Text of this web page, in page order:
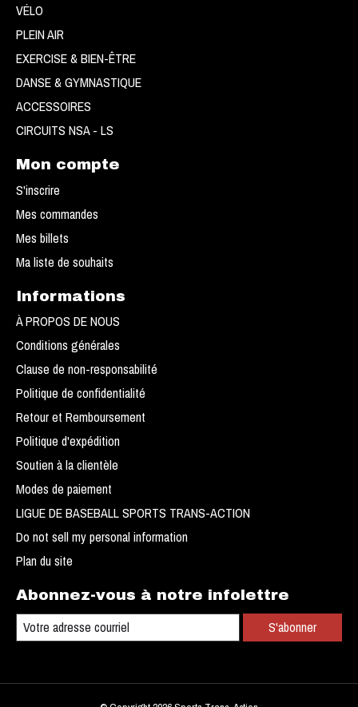
VÉLO
PLEIN AIR
EXERCISE & BIEN-ÊTRE
DANSE & GYMNASTIQUE
ACCESSOIRES
CIRCUITS NSA - LS
Mon compte
S'inscrire
Mes commandes
Mes billets
Ma liste de souhaits
Informations
À PROPOS DE NOUS
Conditions générales
Clause de non-responsabilité
Politique de confidentialité
Retour et Remboursement
Politique d'expédition
Soutien à la clientèle
Modes de paiement
LIGUE DE BASEBALL SPORTS TRANS-ACTION
Do not sell my personal information
Plan du site
Abonnez-vous à notre infolettre
S'abonner